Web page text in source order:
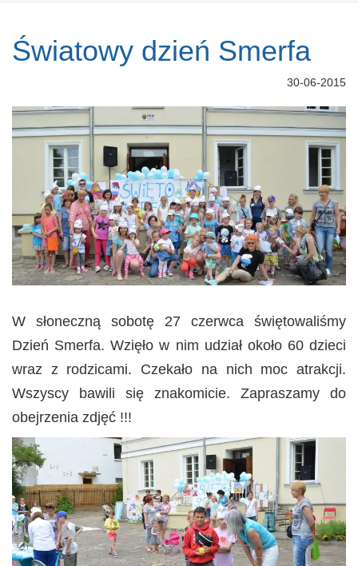
Światowy dzień Smerfa
30-06-2015
W słoneczną sobotę 27 czerwca świętowaliśmy
Dzień Smerfa. Wzięło w nim udział około 60 dzieci
wraz z rodzicami. Czekało na nich moc atrakcji.
Wszyscy bawili się znakomicie. Zapraszamy do
obejrzenia zdjęć !!!